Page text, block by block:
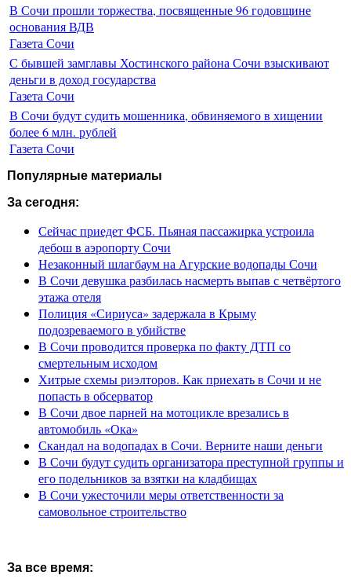
В Сочи прошли торжества, посвященные 96 годовщине
основания ВДВ
Газета Сочи
С бывшей замглавы Хостинского района Сочи взыскивают
деньги в доход государства
Газета Сочи
В Сочи будут судить мошенника, обвиняемого в хищении
более 6 млн. рублей
Газета Сочи
Популярные материалы
За сегодня:
Сейчас приедет ФСБ. Пьяная пассажирка устроила
дебош в аэропорту Сочи
Незаконный шлагбаум на Агурские водопады Сочи
В Сочи девушка разбилась насмерть выпав с четвёртого
этажа отеля
Полиция «Сириуса» задержала в Крыму
подозреваемого в убийстве
В Сочи проводится проверка по факту ДТП со
смертельным исходом
Хитрые схемы риэлторов. Как приехать в Сочи и не
попасть в обсерватор
В Сочи двое парней на мотоцикле врезались в
автомобиль «Ока»
Скандал на водопадах в Сочи. Верните наши деньги
В Сочи будут судить организатора преступной группы и
его подельников за взятки на кладбищах
В Сочи ужесточили меры ответственности за
самовольное строительство
За все время: